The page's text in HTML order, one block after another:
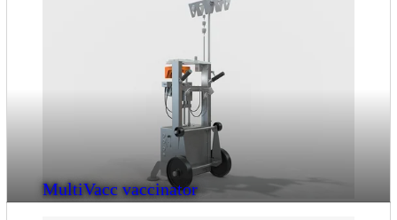
MultiVacc vaccinator